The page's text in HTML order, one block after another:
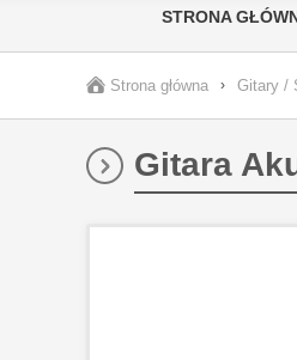
STRONA
Strona główna › Gitary /
Gitara